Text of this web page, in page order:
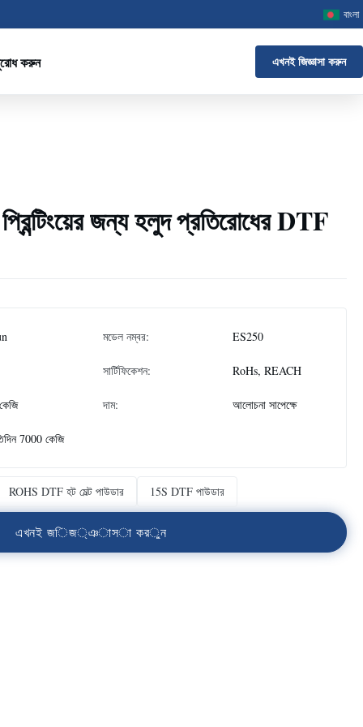
বাংলা
করুন এখনই জিজ্ঞাসা করুন
জন্য হলুদ প্রতিরোধের DTF
মডেল নম্বর: ES250
সার্টিফিকেশন: RoHs, REACH
দাম: আলোচনা সাপেক্ষে
7000 কেজি
ROHS DTF হট মেল্ট পাউডার 15S DTF পাউডার
এখনই জিজ্ঞাসা করুন